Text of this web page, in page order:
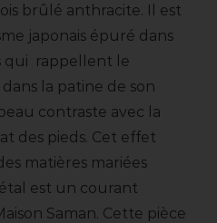
brûlé anthracite. Il est
japonais épuré dans
qui rappellent le
la patine de son
contraste avec la
des pieds. Cet effet
matières mariées
est un courant
Saman. Cette pièce